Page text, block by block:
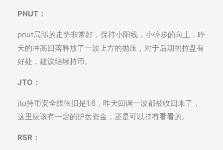
PNUT：
pnut局部的走势非常好，保持小阳线，小碎步的向上，昨
天的冲高回落释放了一波上方的抛压，对于后期的拉盘有
好处，建议继续持币。
JTO：
jto持币安全线依旧是1.6，昨天回调一波都被收回来了，
这里应该有一定的护盘资金，还是可以持有看看的。
RSR：